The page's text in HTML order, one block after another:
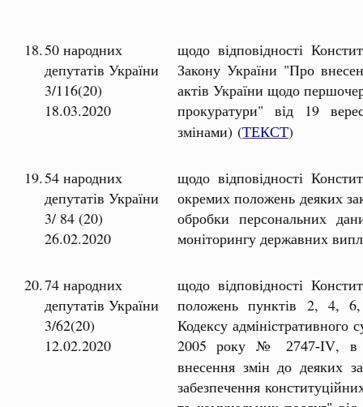
18.50 народних
депутатів України
3/116(20)
18.03.2020
щодо відповідності
Закону України "Про
актів України щодо
прокуратури" від 19
змінами) (ТЕКСТ)
19.54 народних
депутатів України
3/ 84 (20)
26.02.2020
щодо відповідності
окремих положень деяких
обробки персональних
моніторингу державних
20.74 народних
депутатів України
3/62(20)
12.02.2020
щодо відповідності
положень пунктів 2, 4, 6,
Кодексу адміністративного
2005 року №
2747-ІV, в
внесення змін до деяких
забезпечення